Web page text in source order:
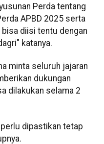
Perda tentang
APBD 2025 serta
diisi tentu dengan
katanya.
minta seluruh jajaran
dukungan
dilakukan selama 2
dipastikan tetap